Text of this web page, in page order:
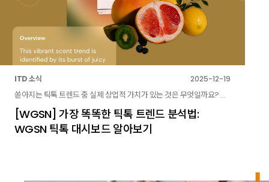
ITD 소식 2025-12-19
쏟아지는 틱톡 트렌드 중 실제 상업적 가치가 있는 것은 무엇일까요? WGSN의 틱톡 대시보드가 데이터 과학을 통해 바이럴 트렌드의 수명과 성과를 분석하고, 실무자를 위한 전략적 로드맵을 제시합니다.
[WGSN] 가장 똑똑한 틱톡 트렌드 분석법:
WGSN 틱톡 대시보드 알아보기